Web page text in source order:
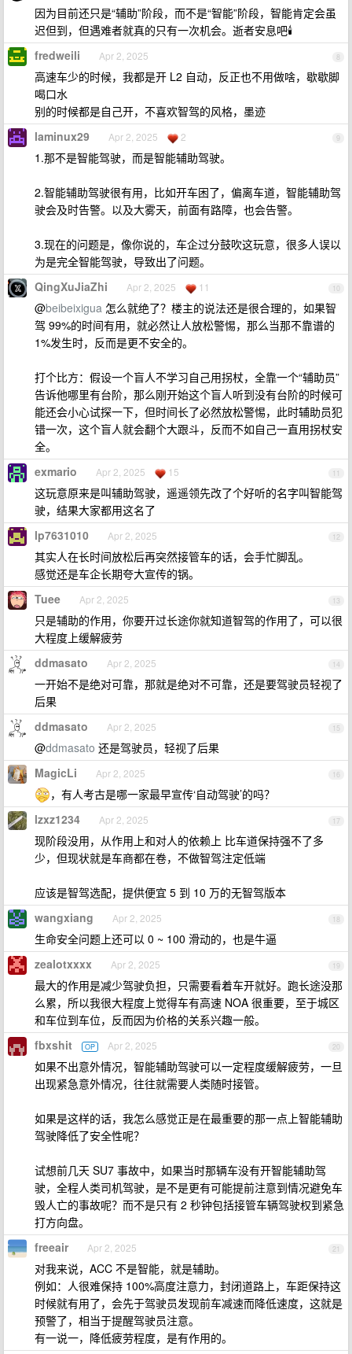
因为目前还只是“辅助”阶段，而不是“智能”阶段，智能肯定会虽
迟但到，但遇难者就真的只有一次机会。逝者安息吧🕯
8
fredweili Apr 2, 2025
高速车少的时候，我都是开 L2 自动，反正也不用做啥，歇歇脚
喝口水
别的时候都是自己开，不喜欢智驾的风格，墨迹
9
laminux29 Apr 2, 2025 2
1.那不是智能驾驶，而是智能辅助驾驶。
2.智能辅助驾驶很有用，比如开车困了，偏离车道，智能辅助驾
驶会及时告警。以及大雾天，前面有路障，也会告警。
3.现在的问题是，像你说的，车企过分鼓吹这玩意，很多人误以
为是完全智能驾驶，导致出了问题。
10
QingXuJiaZhi Apr 2, 2025 11
@beibeixigua 怎么就绝了？楼主的说法还是很合理的，如果智
驾 99%的时间有用，就必然让人放松警惕，那么当那不靠谱的
1%发生时，反而是更不安全的。
打个比方：假设一个盲人不学习自己用拐杖，全靠一个“辅助员”
告诉他哪里有台阶，那么刚开始这个盲人听到没有台阶的时候可
能还会小心试探一下，但时间长了必然放松警惕，此时辅助员犯
错一次，这个盲人就会翻个大跟斗，反而不如自己一直用拐杖安
全。
11
exmario Apr 2, 2025 15
这玩意原来是叫辅助驾驶，遥遥领先改了个好听的名字叫智能驾
驶，结果大家都用这名了
12
lp7631010 Apr 2, 2025
其实人在长时间放松后再突然接管车的话，会手忙脚乱。
感觉还是车企长期夸大宣传的锅。
13
Tuee Apr 2, 2025
只是辅助的作用，你要开过长途你就知道智驾的作用了，可以很
大程度上缓解疲劳
14
ddmasato Apr 2, 2025
一开始不是绝对可靠，那就是绝对不可靠，还是要驾驶员轻视了
后果
15
ddmasato Apr 2, 2025
@ddmasato 还是驾驶员，轻视了后果
16
MagicLi Apr 2, 2025
，有人考古是哪一家最早宣传‘自动驾驶’的吗？
17
lzxz1234 Apr 2, 2025
现阶段没用，从作用上和对人的依赖上 比车道保持强不了多
少，但现状就是车商都在卷，不做智驾注定低端
应该是智驾选配，提供便宜 5 到 10 万的无智驾版本
18
wangxiang Apr 2, 2025
生命安全问题上还可以 0 ~ 100 滑动的，也是牛逼
19
zealotxxxx Apr 2, 2025
最大的作用是减少驾驶负担，只需要看着车开就好。跑长途没那
么累，所以我很大程度上觉得车有高速 NOA 很重要，至于城区
和车位到车位，反而因为价格的关系兴趣一般。
20
fbxshit OP Apr 2, 2025
如果不出意外情况，智能辅助驾驶可以一定程度缓解疲劳，一旦
出现紧急意外情况，往往就需要人类随时接管。
如果是这样的话，我怎么感觉正是在最重要的那一点上智能辅助
驾驶降低了安全性呢？
试想前几天 SU7 事故中，如果当时那辆车没有开智能辅助驾
驶，全程人类司机驾驶，是不是更有可能提前注意到情况避免车
毁人亡的事故呢？而不是只有 2 秒钟包括接管车辆驾驶权到紧急
打方向盘。
21
freeair Apr 2, 2025
对我来说，ACC 不是智能，就是辅助。
例如：人很难保持 100%高度注意力，封闭道路上，车距保持这
时候就有用了，会先于驾驶员发现前车减速而降低速度，这就是
预警了，相当于提醒驾驶员注意。
有一说一，降低疲劳程度，是有作用的。